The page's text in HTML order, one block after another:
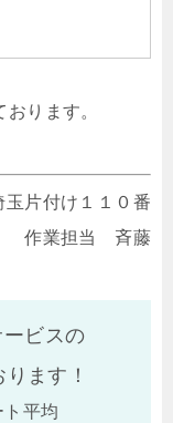
ります。
玉片付け１１０番
作業担当 斉藤
ビスの
ます！
平均